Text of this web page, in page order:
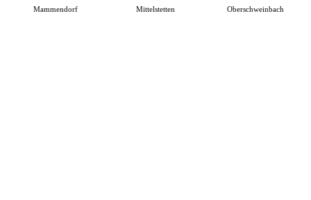
Mammendorf Mittelstetten Oberschweinbach